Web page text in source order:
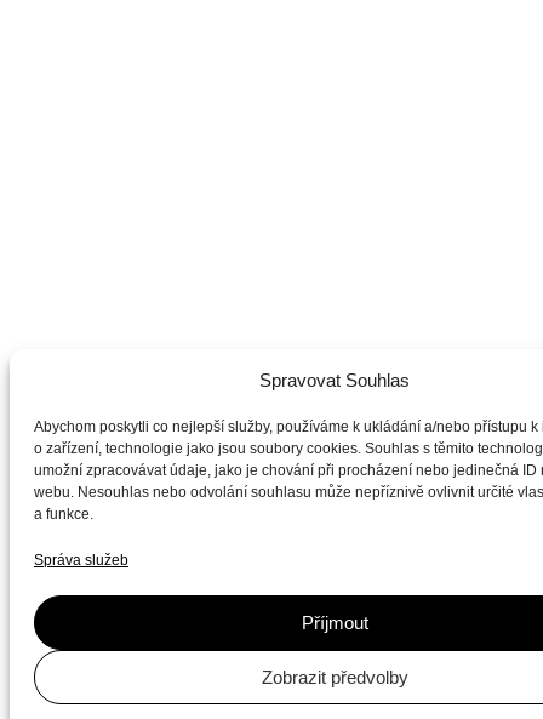
Spravovat Souhlas
Abychom poskytli co nejlepší služby, používáme k ukládání a/nebo přístupu k
o zařízení, technologie jako jsou soubory cookies. Souhlas s těmito
umožní zpracovávat údaje, jako je chování při procházení nebo jedinečná ID
webu. Nesouhlas nebo odvolání souhlasu může nepříznivě ovlivnit určité
a funkce.
Správa služeb
Příjmout
Zobrazit předvolby